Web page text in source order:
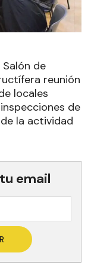
de
reunión
locales
de
la actividad
email